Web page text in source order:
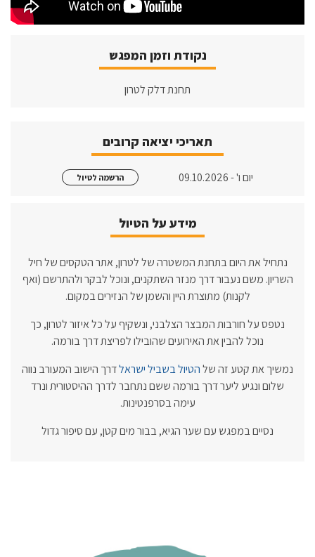
נקודת וזמן המפגש
תחנת דלק לטרון
תאריכי יציאה קרובים
יום ו' - 09.10.2026 הרשמה לטיול
מידע על הטיול
נתחיל את היום בתחנת המשטרה של לטרון, אתר הטקסים של חיל
השריון. משם נעבור דרך מנזר השתקנים, ונוכל לבקר ולהתרשם (ואף
לקנות) מתוצרת היין והשמן של הנזירים במקום.
נטפס על חורבות המבצר הצלבני, ונשקיף על כל איזור לטרון, כך
נוכל להבין את האירועים שהובילו לפריצת דרך בורמה.
נמשיך את קטע זה שלהטיול בשביל ישראלדרך הישוב המעורב נווה
שלום ונגיע ליער דרך בורמה ששם נתחבר לדרך ההיסטורית ונרד
עימה בסרפנטינות.
נסיים במפגש עם שער הגיא, בבור מים קטן, עם סיפור גדול